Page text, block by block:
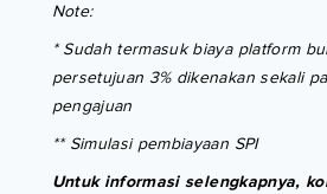
Note:
* Sudah termasuk biaya platform
persetujuan 3% dikenakan sekali
pengajuan
** Simulasi pembiayaan SPI
Untuk informasi selengkapnya,